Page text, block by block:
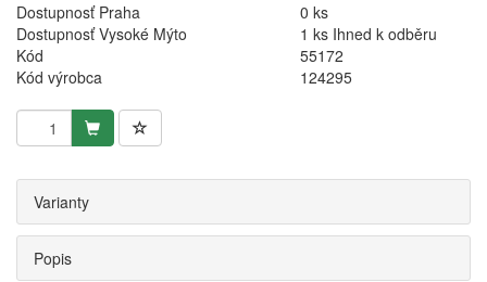
Dostupnosť Praha
0 ks
Dostupnosť Vysoké Mýto
1 ks Ihned k odběru
Kód
55172
Kód výrobca
124295
Varianty
Popis